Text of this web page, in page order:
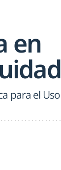
en
para el Uso